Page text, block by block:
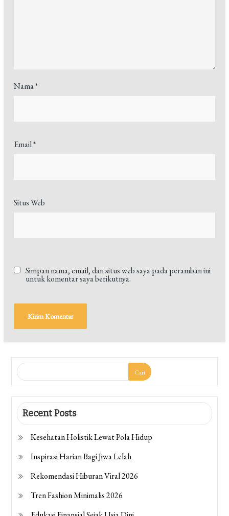
Nama*
Email*
Situs Web
Simpan nama, email, dan situs web saya pada peramban ini
untuk komentar saya berikutnya.
Cari
Recent Posts
Kesehatan Holistik Lewat Pola Hidup
Inspirasi Harian Bagi Jiwa Lelah
Rekomendasi Hiburan Viral 2026
Tren Fashion Minimalis 2026